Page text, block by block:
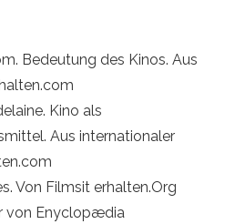
Bedeutung des Kinos. Aus
Kino als
Aus internationaler
Von Filmsit erhalten.Org
von Enyclopædia